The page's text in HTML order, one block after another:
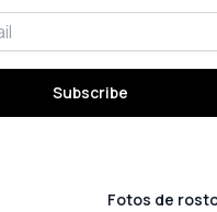
Subscribe
Fotos de